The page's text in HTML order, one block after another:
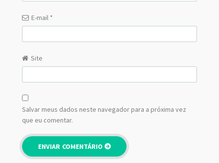
E-mail *
Site
Salvar meus dados neste navegador para a próxima vez
que eu comentar.